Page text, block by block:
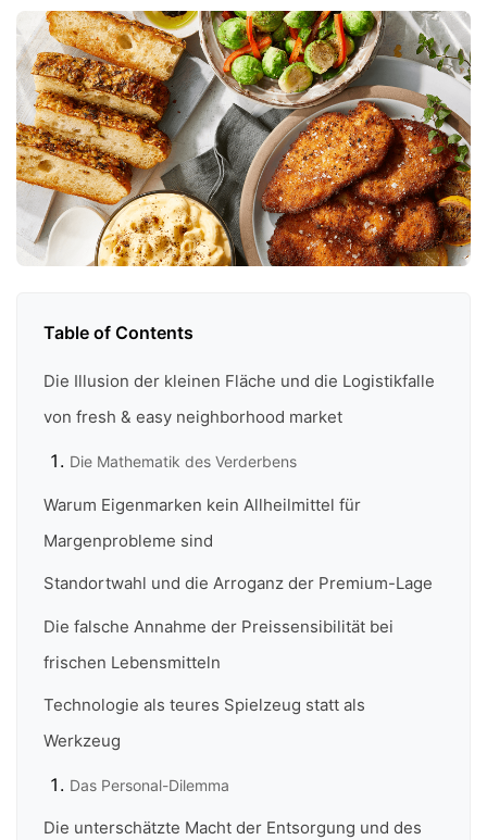
Table of Contents
Die Illusion der kleinen Fläche und die Logistikfalle
von fresh & easy neighborhood market
Die Mathematik des Verderbens
Warum Eigenmarken kein Allheilmittel für
Margenprobleme sind
Standortwahl und die Arroganz der Premium-Lage
Die falsche Annahme der Preissensibilität bei
frischen Lebensmitteln
Technologie als teures Spielzeug statt als
Werkzeug
Das Personal-Dilemma
Die unterschätzte Macht der Entsorgung und des